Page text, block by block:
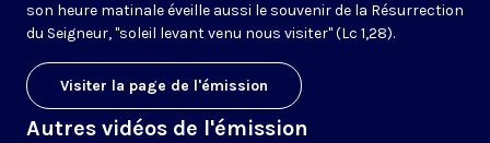
son heure matinale éveille aussi le souvenir de la Résurrection
du Seigneur, "soleil levant venu nous visiter" (Lc 1,28).
Visiter la page de l'émission
Autres vidéos de l'émission